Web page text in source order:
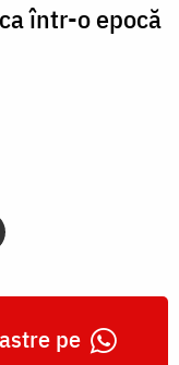
într-o epocă
pe